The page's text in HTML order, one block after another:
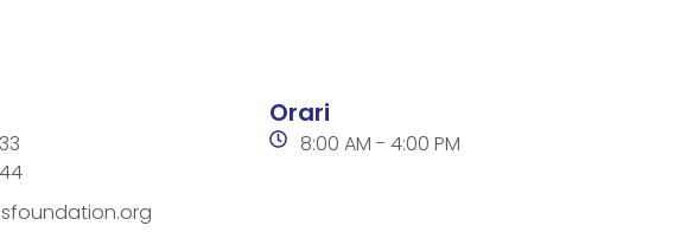
Orari
8:00 AM - 4:00 PM